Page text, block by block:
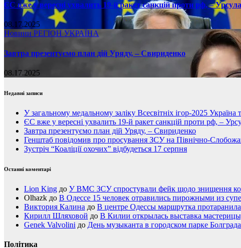
ЄС вже у вересні ухвалить 19-й ракет санкцій проти рф, –
08.17.2025
Новини РЕГІОН УКРАЇНА
Завтра презентуємо план дій Уряду, – Свириденко
08.17.2025
Недавні записи
У загальному медальному заліку Всесвітніх ігор-2025 Україна
ЄС вже у вересні ухвалить 19-й ракет санкцій проти рф, –
Завтра презентуємо план дій Уряду, – Свириденко
Генштаб повідомив про просування ЗСУ на Північно-
Зустріч “Коаліції охочих” відбудеться 17 серпня
Останні коментарі
Lion King до У ВМС ЗСУ спростували фейк щодо знищення
Olhazk до В Одессе 15 человек отравились пирожными из
Виктория Калина до В центре Одессы маршрутка
Кирилл Шляховой до В Килии открылась выставка
Genek Valvolini до День музыканта в городском парке
Політика